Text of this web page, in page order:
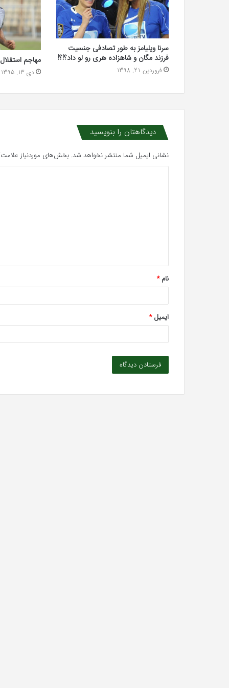
سرنا ویلیامز به طور تصادفی جنسیت
فرزند مگان و شاهزاده هری رو لو داد؟!؟!
فروردین 21, 1398
مهاجم
دی 13, 1395
دیدگاهتان را بنویسید
نشانی ایمیل شما منتشر نخواهد شد. بخش‌های موردنیاز
*
نام*
ایمیل*